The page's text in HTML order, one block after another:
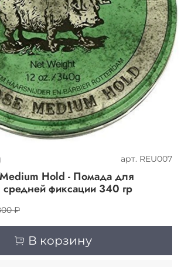
арт. REU007
Hold - Помада для
средней фиксации 340 гр
₽
В корзину